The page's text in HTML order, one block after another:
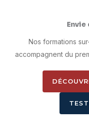
Envie
Nos formations
accompagnent du